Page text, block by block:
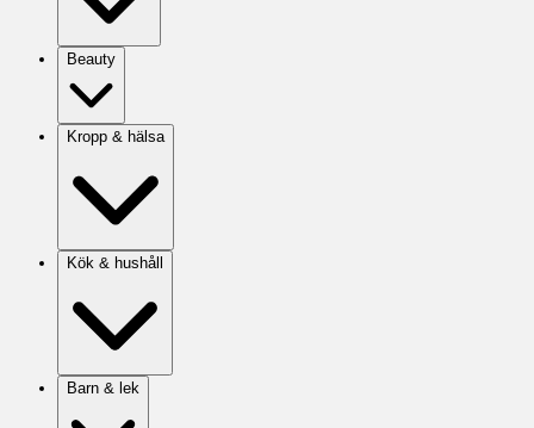
Beauty
Kropp & hälsa
Kök & hushåll
Barn & lek